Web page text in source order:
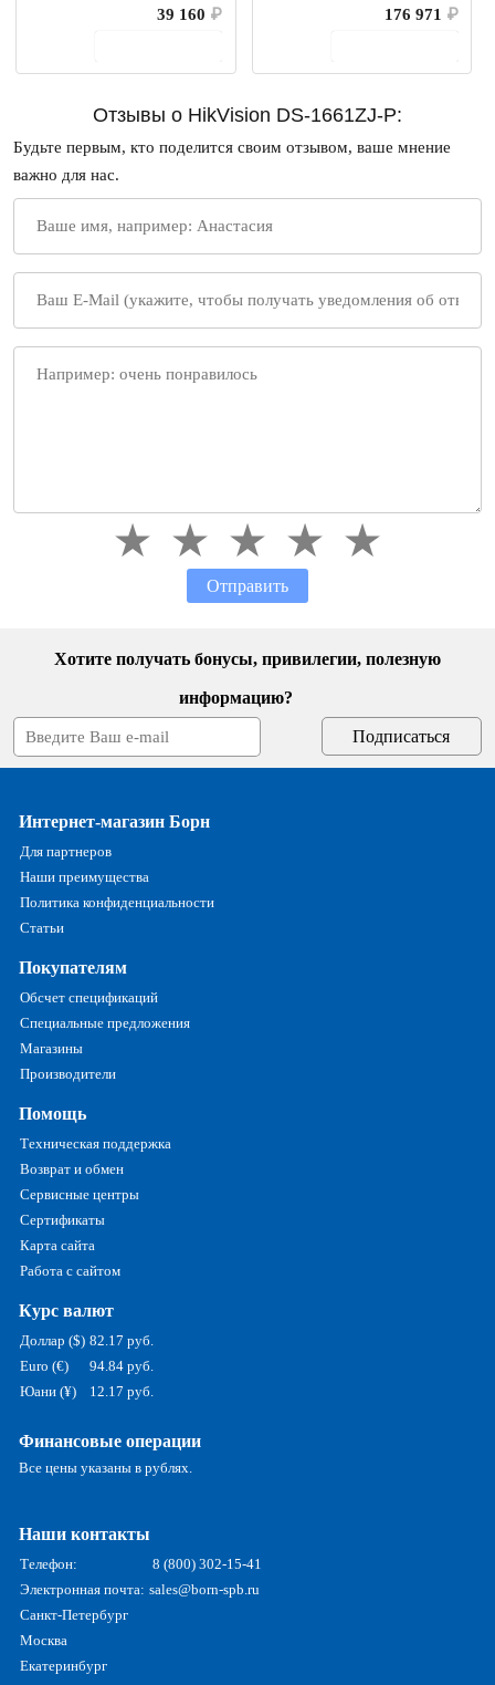
39 160 ₽
176 971 ₽
Отзывы о HikVision DS-1661ZJ-P:
Будьте первым, кто поделится своим отзывом, ваше мнение
важно для нас.
Отправить
Хотите получать бонусы, привилегии, полезную
информацию?
Интернет-магазин Борн
Для партнеров
Наши преимущества
Политика конфиденциальности
Статьи
Покупателям
Обсчет спецификаций
Специальные предложения
Магазины
Производители
Помощь
Техническая поддержка
Возврат и обмен
Сервисные центры
Сертификаты
Карта сайта
Работа с сайтом
Курс валют
Доллар ($) 82.17 руб.
Euro (€)
94.84 руб.
Юани (¥)
12.17 руб.
Финансовые операции
Все цены указаны в рублях.
Наши контакты
Телефон:
8 (800) 302-15-41
Электронная почта: sales@born-spb.ru
Санкт-Петербург
Москва
Екатеринбург